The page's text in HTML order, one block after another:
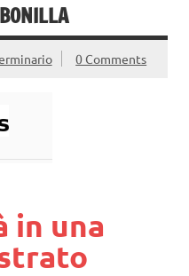
0 Comments
in una